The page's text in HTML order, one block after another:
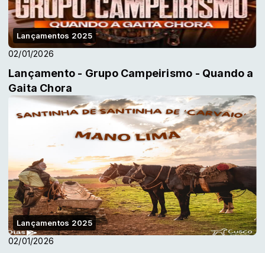
Lançamentos 2025
02/01/2026
Lançamento - Grupo Campeirismo - Quando a
Gaita Chora
Lançamentos 2025
02/01/2026